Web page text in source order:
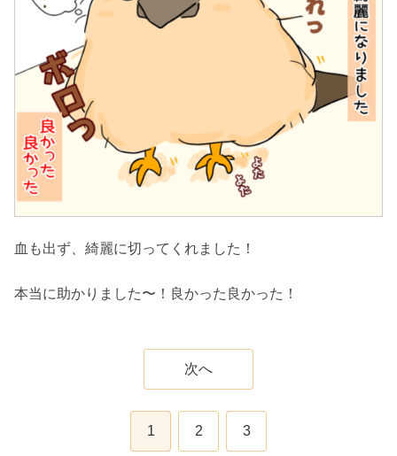
血も出ず、綺麗に切ってくれました！
本当に助かりました〜！良かった良かった！
次へ
1 2 3